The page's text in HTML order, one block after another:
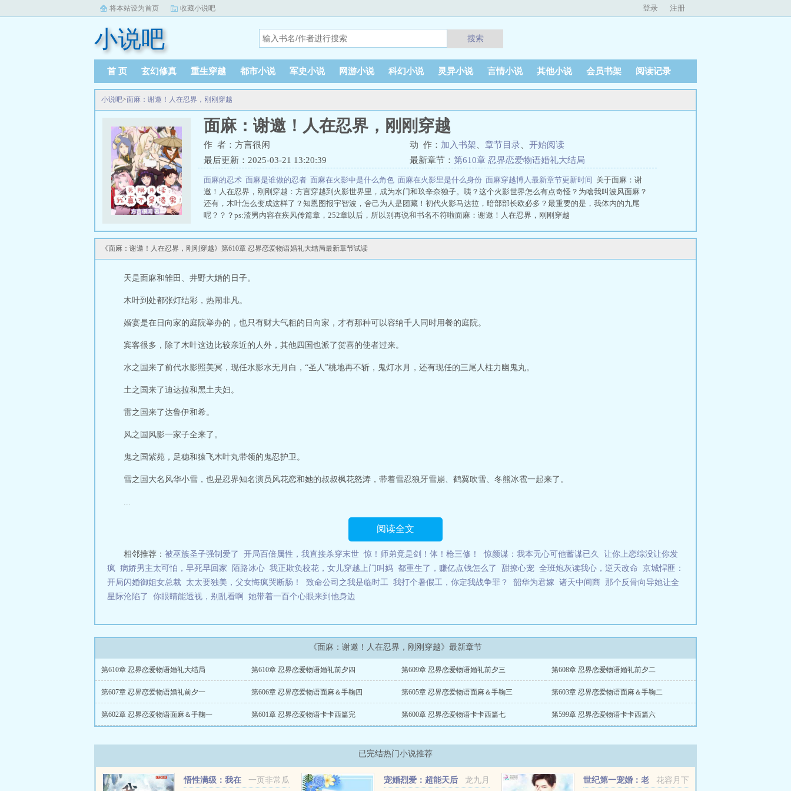
将本站设为首页 收藏小说吧 登录 注册
小说吧 搜索
首 页 玄幻修真 重生穿越 都市小说 军史小说 网游小说 科幻小说 灵异小说 言情小说 其他小说 会员书架 阅读记录
小说吧>面麻：谢邀！人在忍界，刚刚穿越
面麻：谢邀！人在忍界，刚刚穿越
作 者：方言很闲 动 作： 加入书架 章节目录
开始阅读
最后更新：2025-03-21 13:20:39
最新章节： 第610章 忍界恋爱物语婚礼大结局
面麻的忍术 面麻是谁做的忍者 面麻在火影中是什么角色 面麻在火影里是什么身份 面麻穿越博人最新章节更新时间 关于面麻：谢
邀！人在忍界，刚刚穿越：方言穿越到火影世界里，成为水门和玖辛奈独子。咦？这个火影世界怎么有点奇怪？为啥我叫波风面麻？
还有，木叶怎么变成这样了？知恩图报宇智波，舍己为人是团藏！初代火影马达拉，暗部部长欧必多？最重要的是，我体内的九尾
呢？？？ps:渣男内容在疾风传篇章，252章以后，所以别再说和书名不符啦面麻：谢邀！人在忍界，刚刚穿越
《面麻：谢邀！人在忍界，刚刚穿越》第610章 忍界恋爱物语婚礼大结局最新章节试读
天是面麻和雏田、井野大婚的日子。
木叶到处都张灯结彩，热闹非凡。
婚宴是在日向家的庭院举办的，也只有财大气粗的日向家，才有那种可以容纳千人同时用餐的庭院。
宾客很多，除了木叶这边比较亲近的人外，其他四国也派了贺喜的使者过来。
水之国来了前代水影照美冥，现任水影水无月白，“圣人”桃地再不斩，鬼灯水月，还有现任的三尾人柱力幽鬼丸。
土之国来了迪达拉和黑土夫妇。
雷之国来了达鲁伊和希。
风之国风影一家子全来了。
鬼之国紫苑，足穗和猿飞木叶丸带领的鬼忍护卫。
雪之国大名风华小雪，也是忍界知名演员风花恋和她的叔叔枫花怒涛，带着雪忍狼牙雪崩、鹤翼吹雪、冬熊冰雹一起来了。
...
阅读全文
相邻推荐： 被巫族圣子强制爱了 开局百倍属性，我直接杀穿末世 惊！师弟竟是剑！体！枪三修！ 惊颜谋：我本无心可他蓄谋已久
让你上恋综没让你发
疯 病娇男主太可怕，早死早回家 陌路冰心 我正欺负校花，女儿穿越上门叫妈 都重生了，赚亿点钱怎么了 甜撩心宠 全班炮灰读我心，逆天改命
京城悍匪：
开局闪婚御姐女总裁 太太要独美，父女悔疯哭断肠！ 致命公司之我是临时工 我打个暑假工，你定我战争罪？ 韶华为君嫁 诸天中间商 那个反骨向导她让全
星际沦陷了
你眼睛能透视，别乱看啊 她带着一百个心眼来到他身边
《面麻：谢邀！人在忍界，刚刚穿越》最新章节
第610章 忍界恋爱物语婚礼大结局 第610章 忍界恋爱物语婚礼前夕四 第609章 忍界恋爱物语婚礼前夕三 第608章 忍界恋爱物语婚礼前夕二
第607章 忍界恋爱物语婚礼前夕一 第606章 忍界恋爱物语面麻＆手鞠四 第605章 忍界恋爱物语面麻＆手鞠三 第603章 忍界恋爱物语面麻＆手鞠二
第602章 忍界恋爱物语面麻＆手鞠一 第601章 忍界恋爱物语卡卡西篇完 第600章 忍界恋爱物语卡卡西篇七 第599章 忍界恋爱物语卡卡西篇六
已完结热门小说推荐
一页非常瓜
悟性满级：我在 龙九月
宠婚烈爱：超能天后 花容月下
世纪第一宠婚：老